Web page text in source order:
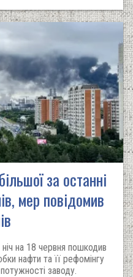
за останні
мер повідомив
на 18 червня пошкодив
нафти та її рефомінгу
заводу.